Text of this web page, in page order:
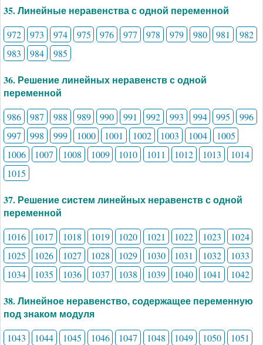
35. Линейные неравенства с одной переменной
972 973 974 975 976 977 978 979 980 981
982
983
984 985
36. Решение линейных неравенств с одной
переменной
986 987 988 989 990 991 992 993 994 995
996
997
998 999 1000 1001 1002 1003 1004
1005
1006
1007 1008 1009 1010 1011 1012 1013
1014
1015
37. Решение систем линейных неравенств с одной
переменной
1016 1017 1018 1019 1020 1021 1022 1023
1024
1025
1026 1027 1028 1029 1030 1031 1032
1033
1034
1035 1036 1037 1038 1039 1040 1041 1042
38. Линейное неравенство, содержащее переменную
под знаком модуля
1043 1044 1045 1046 1047 1048 1049 1050 1051